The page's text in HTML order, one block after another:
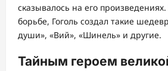
сказывалось на его
борьбе, Гоголь создал такие
души», «Вий», «Шинель» и другие.
Тайным героем